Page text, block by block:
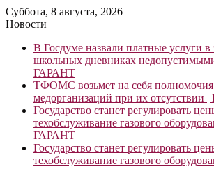
Суббота, 8 августа, 2026
Новости
В Госдуме назвали платные услуги
школьных дневниках
ГАРАНТ
ТФОМС возьмет на себя полномочия
медорганизаций при их
Государство станет регулировать
техобслуживание газового
ГАРАНТ
Государство станет регулировать
техобслуживание газового